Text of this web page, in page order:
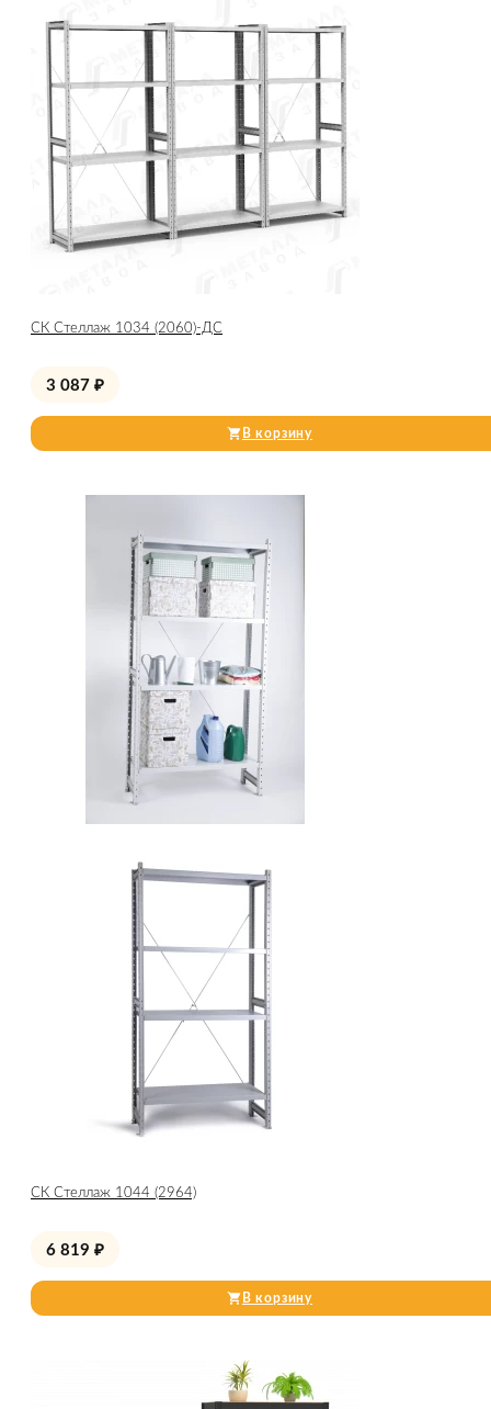
СК Стеллаж 1034 (2060)-ДС
3 087 ₽
В корзину
СК Стеллаж 1044 (2964)
6 819 ₽
В корзину